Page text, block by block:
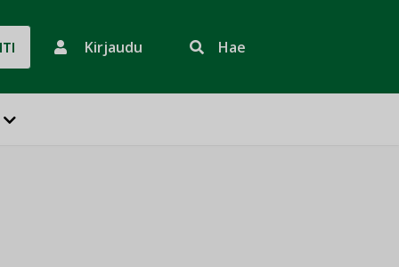
Kirjaudu Hae